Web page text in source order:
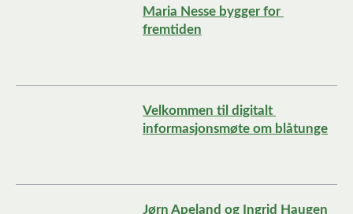
Maria Nesse bygger for
fremtiden
Velkommen til digitalt
informasjonsmøte om blåtunge
Jørn Apeland og Ingrid Haugen